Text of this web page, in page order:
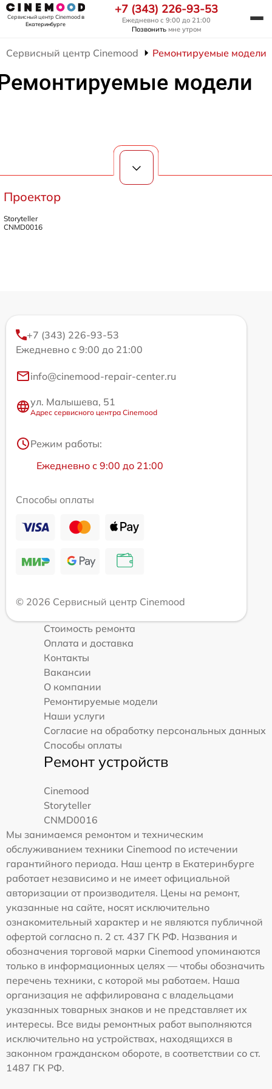
Сервисный центр Cinemoodв
Екатеринбурге
+7 (343) 226-93-53
Ежедневно с 9:00 до 21:00
Позвонить мне утром
Сервисный центр Cinemood Ремонтируемые модели
модели
Проектор
Storyteller
CNMD0016
+7 (343) 226-93-53
Ежедневно с 9:00 до 21:00
info@cinemood-repair-center.ru
ул. Малышева, 51
Адрес сервисного центра Cinemood
Режим работы:
Ежедневно с 9:00 до 21:00
Способы оплаты
© 2026 Сервисный центр Cinemood
Стоимость ремонта
Оплата и доставка
Контакты
Вакансии
О компании
Ремонтируемые модели
Наши услуги
Согласие на обработку персональных данных
Способы оплаты
Ремонт устройств
Cinemood
Storyteller
CNMD0016
Мы занимаемся ремонтом и техническим
обслуживанием техники Cinemood по истечении
гарантийного периода. Наш центр в Екатеринбурге
работает независимо и не имеет официальной
авторизации от производителя. Цены на ремонт,
указанные на сайте, носят исключительно
ознакомительный характер и не являются публичной
офертой согласно п. 2 ст. 437 ГК РФ. Названия и
обозначения торговой марки Cinemood упоминаются
только в информационных целях — чтобы обозначить
перечень техники, с которой мы работаем. Наша
организация не аффилирована с владельцами
указанных товарных знаков и не представляет их
интересы. Все виды ремонтных работ выполняются
исключительно на устройствах, находящихся в
законном гражданском обороте, в соответствии со ст.
1487 ГК РФ.